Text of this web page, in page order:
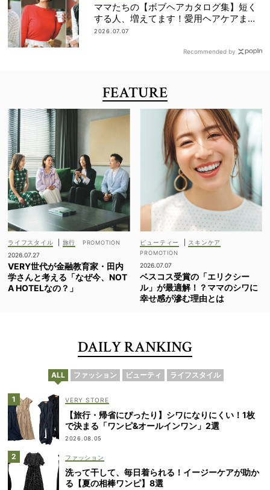
ママたちの【ボブヘアカタログ集】短く
する人、増えてます！愛用ヘアケアまで
全部見せ
2026.07.07
Recommended by
FEATURE
ライフスタイル
旅行
2026.07.27
VERY世代が金融教育家・田内
学さんと考える「なぜ今、NOT
A HOTELなの？」
ビューティー スキンケア
2026.07.07
ベスコス受賞の「エリクシー
ル」が最適解！？ママのシワに
幸せ感が滲む理由とは
DAILY RANKING
ALL ファッション ビューティ ライフスタイル
VERY STORE
【旅行・帰省にぴったり】シワになりにくい！1枚
で決まる「ワンピ&オールインワン」2選
2026.08.05
ファッション
洗って干して、毎日着られる！イージーケアが助か
る【夏の相棒ワンピ】8選